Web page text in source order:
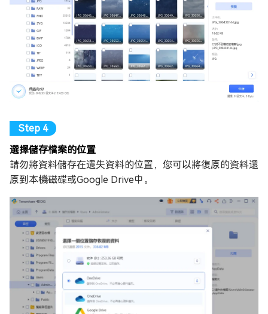
選擇儲存檔案的位置
請勿將資料儲存在遺失資料的位置，您可以將復原的資料還
原到本機磁碟或Google Drive中。